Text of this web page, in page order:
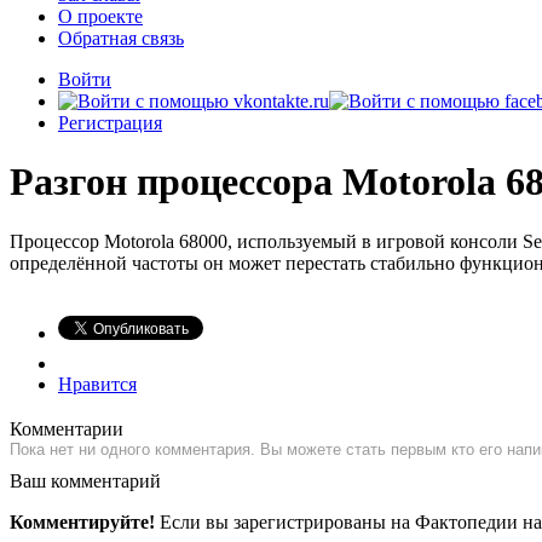
О проекте
Обратная связь
Войти
Регистрация
Разгон процессора Motorola
Процессор Motorola 68000, используемый в игровой консоли
определённой частоты он может перестать стабильно
Нравится
Комментарии
Пока нет ни одного комментария. Вы можете стать первым кто его
Ваш комментарий
Комментируйте! Если вы зарегистрированы на Фактопедии